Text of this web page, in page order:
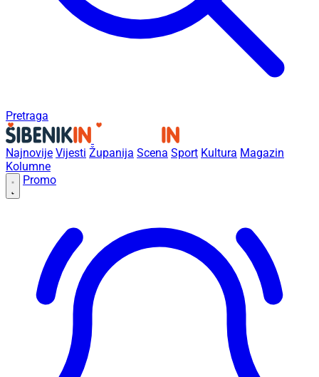
Pretraga
Najnovije Vijesti Županija Scena Sport Kultura Magazin
Kolumne
Promo